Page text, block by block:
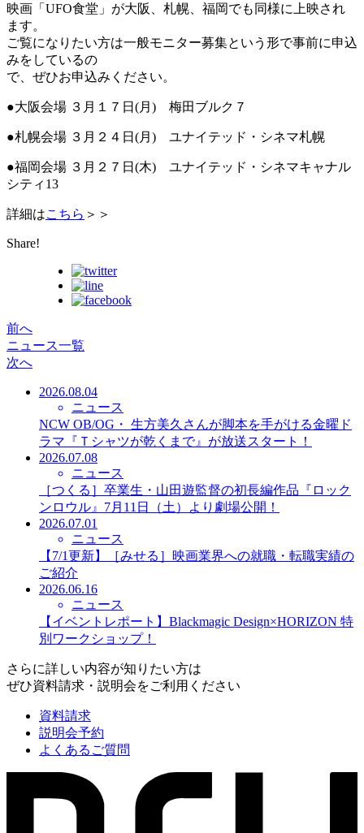
映画「UFO食堂」が大阪、札幌、福岡でも同様に上映され
ます。
ご覧になりたい方は一般モニター募集という形で事前に申込
みをしているの
で、ぜひお申込みください。
●大阪会場 ３月１７日(月) 梅田ブルク７
●札幌会場 ３月２４日(月) ユナイテッド・シネマ札幌
●福岡会場 ３月２７日(木) ユナイテッド・シネマキャナル
シティ13
詳細はこちら ＞＞
Share!
前へ
ニュース一覧
次へ
2026.08.04
ニュース
NCW OB/OG・ 生方美久さんが脚本を手がける金曜ド
ラマ『Ｔシャツが乾くまで』が放送スタート！
2026.07.08
ニュース
［つくる］卒業生・山田遊監督の初長編作品『ロック
ンロウル』7月11日（土）より劇場公開！
2026.07.01
ニュース
【7/1更新】［みせる］映画業界への就職・転職実績の
ご紹介
2026.06.16
ニュース
【イベントレポート】Blackmagic Design×HORIZON 特
別ワークショップ！
さらに詳しい内容が知りたい方は
ぜひ資料請求・説明会をご利用ください
資料請求
説明会予約
よくあるご質問